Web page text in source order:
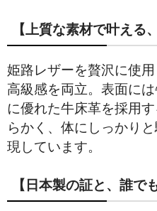
【上質な素材で叶える
姫路レザーを贅沢に使
高級感を両立。表面に
に優れた牛床革を採用
らかく、体にしっかり
現しています。
【日本製の証と、誰で